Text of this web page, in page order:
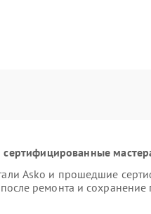
Asko и прошедшие
ремонта и сохранение